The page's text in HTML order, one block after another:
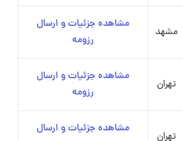
مشهد
مشاهده جزئیات و ارسال
رزومه
تهران
مشاهده جزئیات و ارسال
رزومه
تهران
مشاهده جزئیات و ارسال